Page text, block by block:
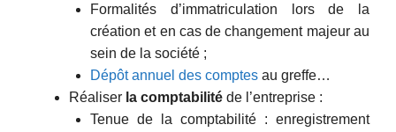
Formalités d’immatriculation lors de la
création et en cas de changement majeur au
sein de la société ;
Dépôt annuel des comptes au greffe…
Réaliser la comptabilité de l’entreprise :
Tenue de la comptabilité : enregistrement